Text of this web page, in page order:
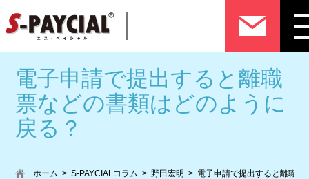
電子申請で提出すると離職
票などの書類はどのように
戻る？
ホーム S-PAYCIALコラム 野田宏明 電子申請で提出すると離職